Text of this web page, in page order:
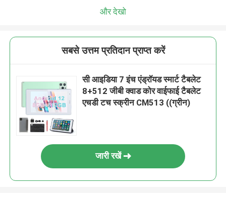
और देखो
सबसे उत्तम प्रतिदान प्राप्त करें
सी आइडिया 7 इंच एंड्रॉयड स्मार्ट टैबलेट
8+512 जीबी क्वाड कोर वाईफाई टैबलेट
एचडी टच स्क्रीन CM513 ((ग्रीन)
जारी रखें